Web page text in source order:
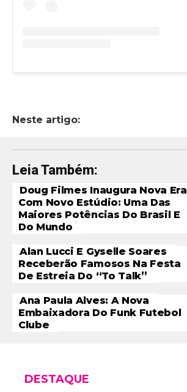
Neste artigo:
Leia Também:
Doug Filmes Inaugura Nova Era
Com Novo Estúdio: Uma Das
Maiores Potências Do Brasil E
Do Mundo
Alan Lucci E Gyselle Soares
Receberão Famosos Na Festa
De Estreia Do “To Talk”
Ana Paula Alves: A Nova
Embaixadora Do Funk Futebol
Clube
DESTAQUE